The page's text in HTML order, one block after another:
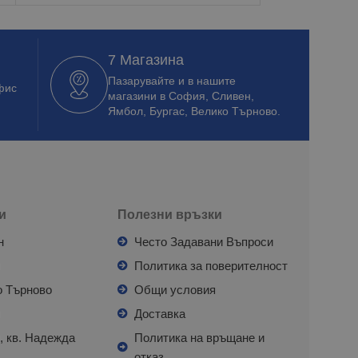
7 Магазина
Пазарувайте и в нашите
магазини в София, Сливен,
Ямбол, Бургас, Велико Търново.
Търново
кв. Надежда
Полезни връзки
Често Задавани Въпроси
Политика за поверителност
Общи условия
Доставка
Политика на връщане и